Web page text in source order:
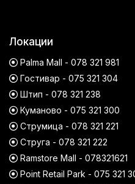
Локации
Palma Mall - 078 321 981
Гостивар - 075 321 304
Штип - 078 321 238
Куманово - 075 321 300
Струмица - 078 321 221
Струга - 078 321 222
Ramstore Mall - 078321621
Point Retail Park - 075 321